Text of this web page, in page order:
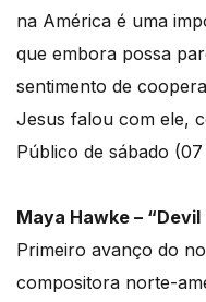
na América é uma
que embora possa
sentimento de
Jesus falou com ele,
Público de sábado
Maya Hawke – “Devil
Primeiro avanço do
compositora norte-